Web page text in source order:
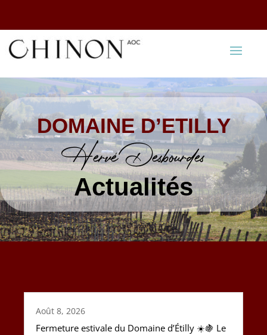
DOMAINE D’ETILLY
Hervé Desbourdes
Actualités
Août 8, 2026
Fermeture estivale du Domaine d’Étilly ☀️🍇 Le